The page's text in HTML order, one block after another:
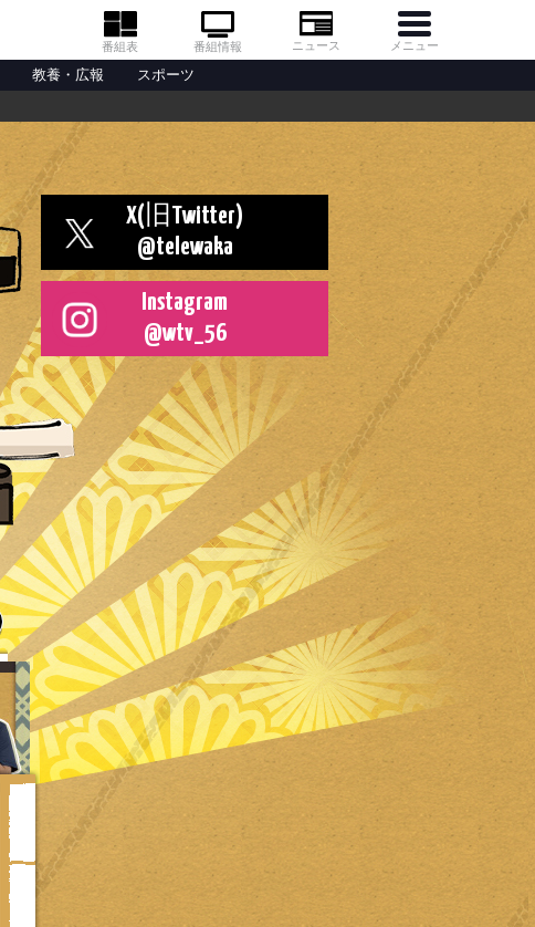
番組表 番組情報 ニュース メニュー
教養・広報
スポーツ
X(旧Twitter)
@telewaka
Instagram
@wtv_56